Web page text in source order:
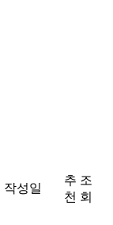
작성일
추
천
조
회